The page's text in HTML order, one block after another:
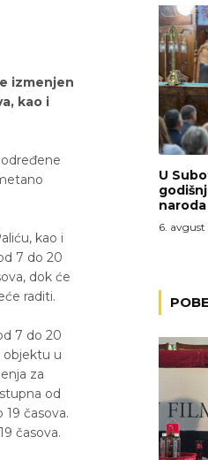
izmenjen
kao i
kao i
7 do 20
dok će
raditi.
7 do 20
objektu u
za
od
časova.
časova.
U
6. avgust